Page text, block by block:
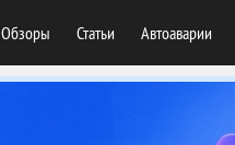
Обзоры Статьи Автоаварии